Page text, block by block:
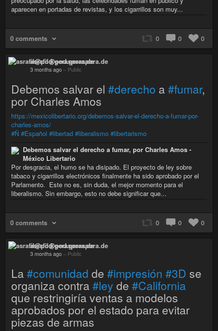
aparecen en portadas de revistas, y los cigarrillos son muy...
0 comments 0 0 0
asrafil@pod.geraspora.de
3 months ago – Public
Debemos salvar el #derecho a#fumar,
por Charles Amos
https://mexicolibertario.org/debemos-salvar-el-derecho-a-fumar-por-
charles-amos/
#Ñ #Español #libertad #liberalismo #libertarismo
Debemos salvar el derecho a fumar, por Charles Amos -
México Libertario
Por desgracia, el humo se ha disipado. El proyecto de ley sobre
tabaco y cigarrillos electrónicos finalmente ha sido aprobado por el
Parlamento. Este no es, sin duda, el mejor momento para el
liberalismo. Sin embargo, esto no debe significar que...
0 comments 0 0 0
asrafil@pod.geraspora.de
3 months ago – Public
La#comunidad de #impresión #3D se
organiza contra#ley de #California
que restringiría ventas a modelos
aprobados por el estado para evitar
piezas de armas